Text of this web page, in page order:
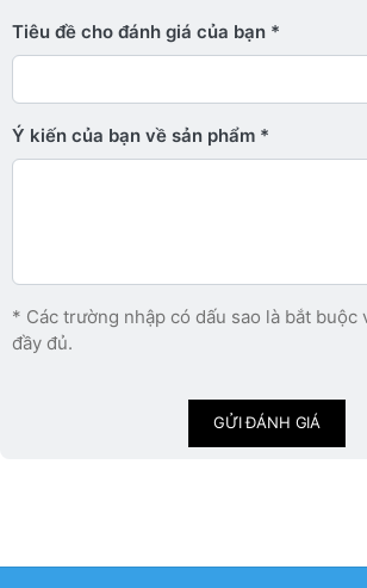
Tiêu đề cho đánh giá của bạn
Ý kiến ​​của bạn về sản phẩm
* Các trường nhập có dấu sao là bắt buộc
đầy đủ.
GỬI ĐÁNH GIÁ